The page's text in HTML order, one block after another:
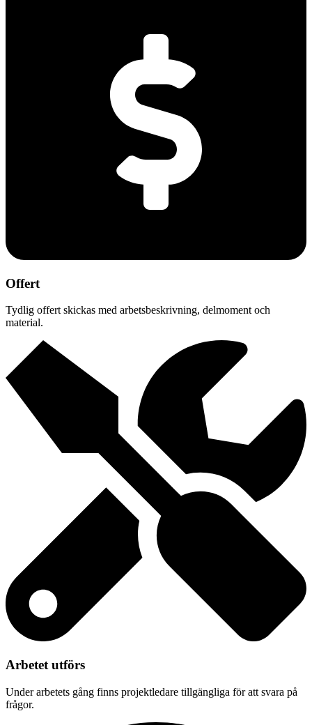
Offert
Tydlig offert skickas med arbetsbeskrivning, delmoment och
material.
Arbetet utförs
Under arbetets gång finns projektledare tillgängliga för att svara på
frågor.